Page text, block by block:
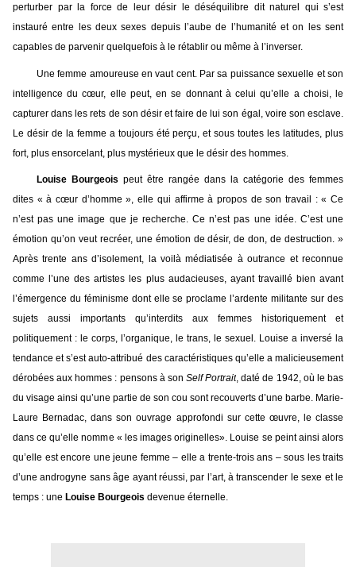
perturber par la force de leur désir le déséquilibre dit naturel qui s’est
instauré entre les deux sexes depuis l’aube de l’humanité et on les sent
capables de parvenir quelquefois à le rétablir ou même à l’inverser.
Une femme amoureuse en vaut cent. Par sa puissance sexuelle et son
intelligence du cœur, elle peut, en se donnant à celui qu’elle a choisi, le
capturer dans les rets de son désir et faire de lui son égal, voire son esclave.
Le désir de la femme a toujours été perçu, et sous toutes les latitudes, plus
fort, plus ensorcelant, plus mystérieux que le désir des hommes.
Louise Bourgeois peut être rangée dans la catégorie des femmes
dites « à cœur d’homme », elle qui affirme à propos de son travail : « Ce
n’est pas une image que je recherche. Ce n’est pas une idée. C’est une
émotion qu’on veut recréer, une émotion de désir, de don, de destruction. »
Après trente ans d’isolement, la voilà médiatisée à outrance et reconnue
comme l’une des artistes les plus audacieuses, ayant travaillé bien avant
l’émergence du féminisme dont elle se proclame l’ardente militante sur des
sujets aussi importants qu’interdits aux femmes historiquement et
politiquement : le corps, l’organique, le trans, le sexuel. Louise a inversé la
tendance et s’est auto-attribué des caractéristiques qu’elle a malicieusement
dérobées aux hommes : pensons à son Self Portrait, daté de 1942, où le bas
du visage ainsi qu’une partie de son cou sont recouverts d’une barbe. Marie-
Laure Bernadac, dans son ouvrage approfondi sur cette œuvre, le classe
dans ce qu’elle nomme « les images originelles». Louise se peint ainsi alors
qu’elle est encore une jeune femme – elle a trente-trois ans – sous les traits
d’une androgyne sans âge ayant réussi, par l’art, à transcender le sexe et le
temps : une Louise Bourgeois devenue éternelle.